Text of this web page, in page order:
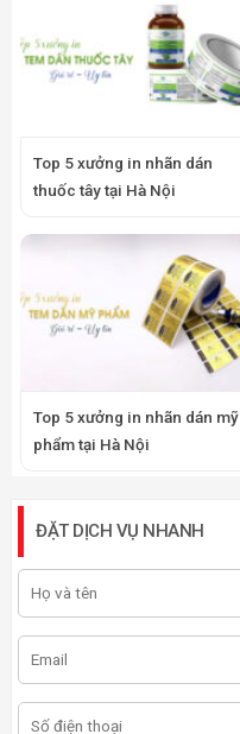
Top 5 xưởng in nhãn dán
thuốc tây tại Hà Nội
Top 5 xưởng in nhãn dán mỹ
phẩm tại Hà Nội
ĐẶT DỊCH VỤ NHANH